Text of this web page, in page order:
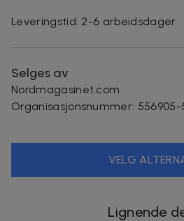
Leveringstid: 2-6 arbeidsdager
Selges av
Nordmagasinet.com
Organisasjonsnummer: 556905-
VELG
Lignende